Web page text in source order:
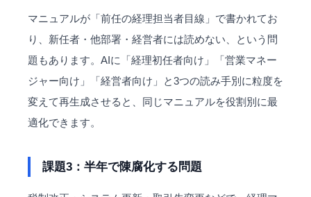
マニュアルが「前任の経理担当者目線」で書かれてお
り、新任者・他部署・経営者には読めない、という問
題もあります。AIに「経理初任者向け」「営業マネー
ジャー向け」「経営者向け」と3つの読み手別に粒度を
変えて再生成させると、同じマニュアルを役割別に最
適化できます。
課題3：半年で陳腐化する問題